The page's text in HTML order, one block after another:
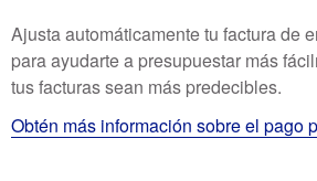
Ajusta automáticamente tu factura de
para ayudarte a presupuestar más
tus facturas sean más predecibles.
Obtén más información sobre el pago